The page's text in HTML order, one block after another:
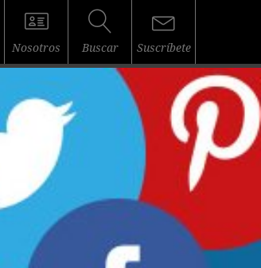
Nosotros Buscar Suscríbete